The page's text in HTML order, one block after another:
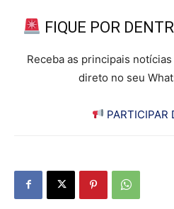
FIQUE POR
Receba as principais notícias
direto no seu
PARTICIPAR